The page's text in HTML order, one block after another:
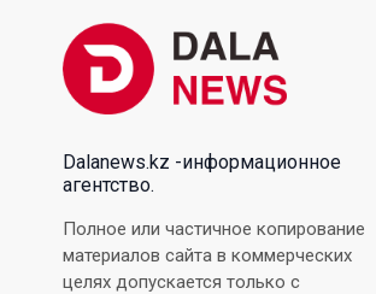
Dalanews.kz -информационное
агентство.
Полное или частичное копирование
материалов сайта в коммерческих
целях допускается только с